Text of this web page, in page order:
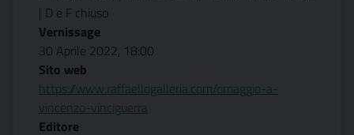
| D e F chiuso
Vernissage
30 Aprile 2022, 18:00
Sito web
https://www.raffaellogalleria.com/omaggio-a-
vincenzo-vinciguerra
Editore